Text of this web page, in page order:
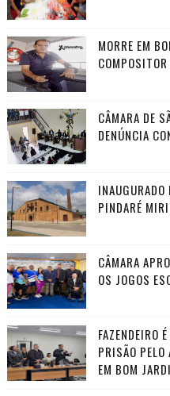
MORRE EM
CÂMARA DE
DENÚNCIA
PINDARÉ
CÂMARA
OS JOGOS
FAZENDEIRO
PRISÃO
EM BOM